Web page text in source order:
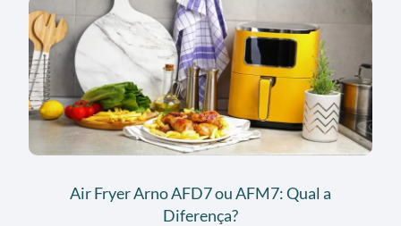
Air Fryer Arno AFD7 ou AFM7: Qual a
Diferença?